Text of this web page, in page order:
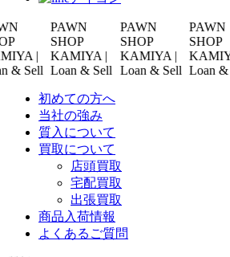
|
PAWN
SHOP
KAMIYA |
Loan & Sell
PAWN
SHOP
KAMIYA |
Loan & Sell
PAWN
SHOP
KAMIYA |
Loan & Sell
初めての方へ
当社の強み
質入について
買取について
店頭買取
宅配買取
出張買取
商品入荷情報
よくあるご質問